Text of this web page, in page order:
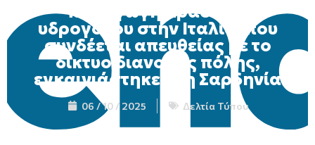
παραγωγή πράσινου
υδρογόνου στην Ιταλία, που
συνδέεται απευθείας με το
δίκτυο διανομής πόλης,
εγκαινιάστηκε στη Σαρδηνία
06 / 10 / 2025 Δελτία Τύπου